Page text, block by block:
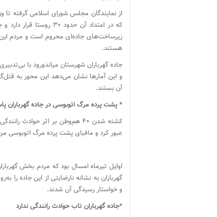
از نمایندگان مجلس شورای اسلامی گرفته تا
زیرساخت‌های جاده‌ای محروم است و مردم
هستند.
و این آمارها نشان می‌دهد این محور به
آن بستند.
* پشت پرده مرگ اتوبوسی در جاده گهرباران
کشته شدن ۴۰ هم‌وطن بر اثر
عبور کرد و مافیای پشت پرده مرگ اتوبوسی
اوایل تیرماه امسال بود که مردم بخش
و خواستار رسیدگی آن شدند.
*جاده گهرباران تاب حوادث رانندگی ندارد